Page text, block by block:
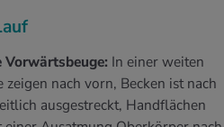
Vorwärtsbeuge: In einer weiten
zeigen nach vorn, Becken ist nach
ausgestreckt, Handflächen